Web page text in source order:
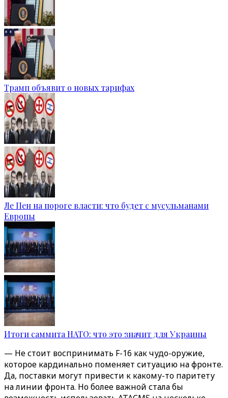
Трамп объявит о новых тарифах
Ле Пен на пороге власти: что будет с мусульманами
Европы
Итоги саммита НАТО: что это значит для Украины
— Не стоит воспринимать F-16 как чудо-оружие,
которое кардинально поменяет ситуацию на фронте.
Да, поставки могут привести к какому-то паритету
на линии фронта. Но более важной стала бы